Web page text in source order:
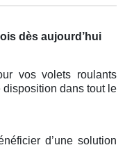
dès aujourd’hui
vos volets roulants
disposition dans tout le
d’une solution